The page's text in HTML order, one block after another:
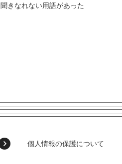
聞きなれない用語があった
個人情報の保護について